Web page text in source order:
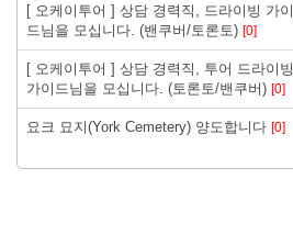
[ 오케이투어 ] 상담 경력직, 드라이빙 가이
드님을 모십니다. (밴쿠버/토론토) [0]
[ 오케이투어 ] 상담 경력직, 투어 드라이빙
가이드님을 모십니다. (토론토/밴쿠버) [0]
요크 묘지(York Cemetery) 양도합니다 [0]